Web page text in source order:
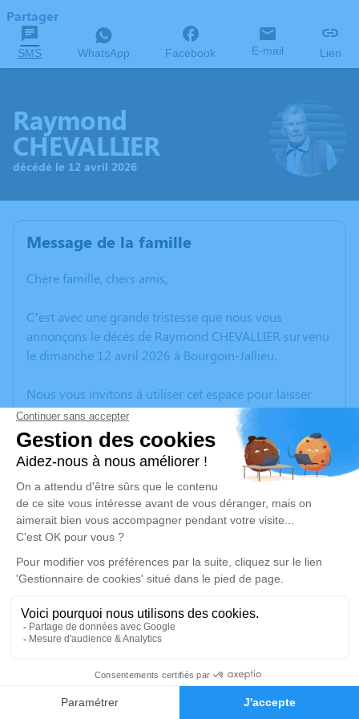
Faire-part Hommages
Partager
SMS WhatsApp Facebook E-mail Lien
Raymond
CHEVALLIER
décédé le 12 avril 2026
Message de la famille
Chère famille, chers amis,
C’est avec une grande tristesse que nous vous
annonçons le décès de Raymond CHEVALLIER survenu
le dimanche 12 avril 2026 à Bourgoin-Jallieu.
Nous vous invitons à utiliser cet espace pour laisser
vos condoléances, partager des photos souvenirs, une
anecdote ou exprimer vos pensées à travers des
poèmes ou des textes. Cet endroit est un lieu
d'expression dédié à honorer la mémoire de Raymond
CHEVALLIER.
Un service de plantation d’arbre hommage est
disponible ici.
Je rends hommage
Cérémonie
Eglise de Trept Place de l'Eglise
38460 Trept